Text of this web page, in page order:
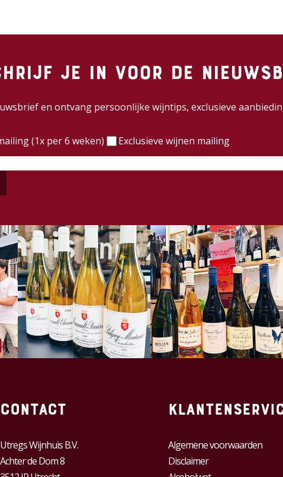
je in voor de
en ontvang persoonlijke wijntips, exclusieve
(1x per 6 weken)
Exclusieve wijnen mailing
Contact
Utregs Wijnhuis B.V.
Achter de Dom 8
Algemene voorwaarden
Disclaimer